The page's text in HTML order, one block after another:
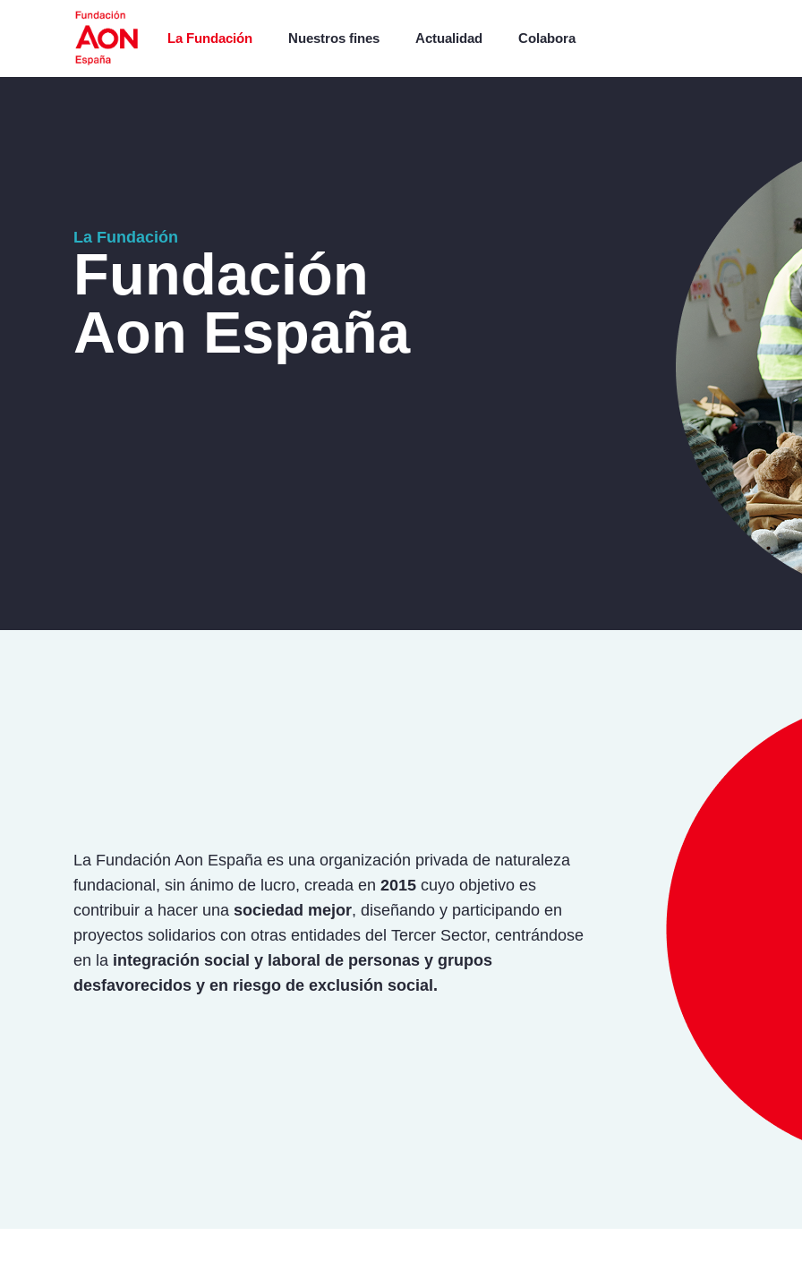
La Fundación Nuestros fines Actualidad Colabora
La Fundación
Fundación
Aon España
La Fundación Aon España es una organización privada de naturaleza
fundacional, sin ánimo de lucro, creada en 2015 cuyo objetivo es
contribuir a hacer una sociedad mejor, diseñando y participando en
proyectos solidarios con otras entidades del Tercer Sector, centrándose
en la integración social y laboral de personas y grupos
desfavorecidos y en riesgo de exclusión social.